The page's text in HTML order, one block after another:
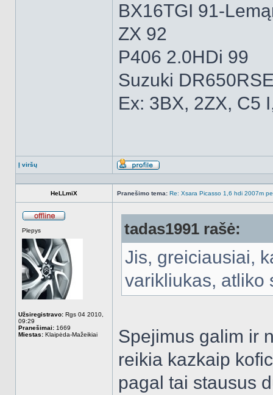
BX16TGI 91-
ZX 92
P406 2.0HDi 99
Suzuki
Ex: 3BX, 2ZX, C5
Į viršų
Aprašymas
HeLLmiX Pranešimo tema: Re: Xsara Picasso 1,6 hdi 2007m
Plepys
Užsiregistravo: Rgs 04 2010,
09:29
Pranešimai: 1669
Miestas: Klaipėda-Mažeikiai
tadas1991 rašė:
Jis, greiciausiai,
varikliukas, atliko
Spejimus galim ir
reikia kazkaip
pagal tai stausus